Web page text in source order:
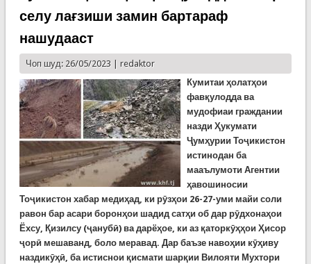
селу лағзиши замин бартараф
нашудааст
Чоп шуд: 26/05/2023 | redaktor
Кумитаи ҳолатҳои
фавқулодда ва
мудофиаи граждании
назди Ҳукумати
Ҷумҳурии Тоҷикистон
истинодан ба
мааълумоти Агентии
ҳавошиносии
Тоҷикистон хабар медиҳад, ки рӯзҳои 26-27-уми майи соли
равон бар асари боронҳои шадид сатҳи об дар рӯдхонаҳои
Ёхсу, Қизилсу (ҷанубӣ) ва дарёҳое, ки аз қаторкӯҳҳои Ҳисор
ҷорӣ мешаванд, боло меравад. Дар баъзе навоҳии кӯҳиву
наздикӯҳӣ, ба истиснои қисмати шарқии Вилояти Мухтори